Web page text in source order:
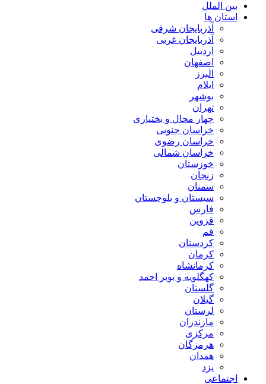
بین الملل
استان ها
آذربایجان شرقی
آذربایجان غربی
اردبیل
اصفهان
البرز
ایلام
بوشهر
تهران
چهار محال و بختیاری
خراسان جنوبی
خراسان رضوی
خراسان شمالی
خوزستان
زنجان
سمنان
سیستان و بلوچستان
فارس
قزوین
قم
کردستان
کرمان
کرمانشاه
کهگلویه و بویر احمد
گلستان
گیلان
لرستان
مازندران
مرکزی
هرمزگان
همدان
یزد
اجتماعی